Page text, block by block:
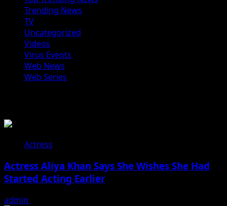
Trending News
TV
Uncategorized
Videos
Virus Events
Web News
Web Series
Actress
Actress Aliya Khan Says She Wishes She Had
Started Acting Earlier
admin